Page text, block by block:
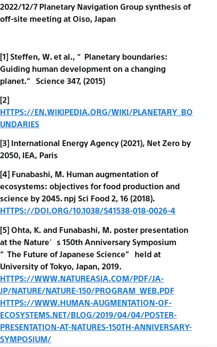
2022/12/7 Planetary Navigation Group synthesis of
off-site meeting at Oiso, Japan
[1] Steffen, W. et al., “Planetary boundaries:
Guiding human development on a changing
planet.” Science 347, (2015)
[2]
HTTPS://EN.WIKIPEDIA.ORG/WIKI/PLANETARY_BO
UNDARIES
[3] International Energy Agency (2021), Net Zero by
2050, IEA, Paris
[4] Funabashi, M. Human augmentation of
ecosystems: objectives for food production and
science by 2045. npj Sci Food 2, 16 (2018).
HTTPS://DOI.ORG/10.1038/S41538-018-0026-4
[5] Ohta, K. and Funabashi, M. poster presentation
at the Nature’s 150th Anniversary Symposium
“The Future of Japanese Science” held at
University of Tokyo, Japan, 2019.
HTTPS://WWW.NATUREASIA.COM/PDF/JA-
JP/NATURE/NATURE-150/PROGRAM_WEB.PDF
HTTPS://WWW.HUMAN-AUGMENTATION-OF-
ECOSYSTEMS.NET/BLOG/2019/04/04/POSTER-
PRESENTATION-AT-NATURES-150TH-ANNIVERSARY-
SYMPOSIUM/